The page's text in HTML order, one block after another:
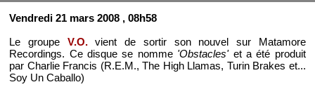
Vendredi 21 mars 2008 , 08h58
Le groupe V.O.vient de sortir son nouvel sur Matamore
Recordings. Ce disque se nomme 'Obstacles'et a été produit
par Charlie Francis (R.E.M., The High Llamas, Turin Brakes et...
Soy Un Caballo)